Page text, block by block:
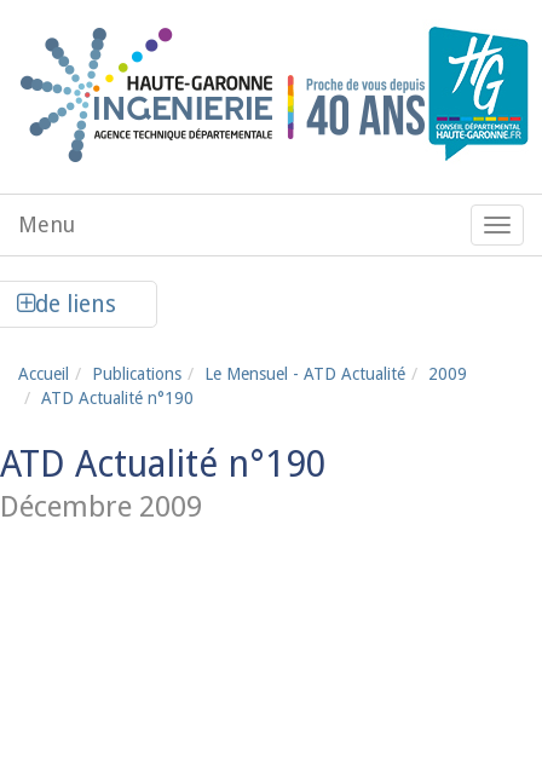
Menu
de
Menu
de liens
Accueil Publications Le Mensuel - ATD Actualité
2009
ATD Actualité n°190
ATD Actualité n°190
Décembre 2009